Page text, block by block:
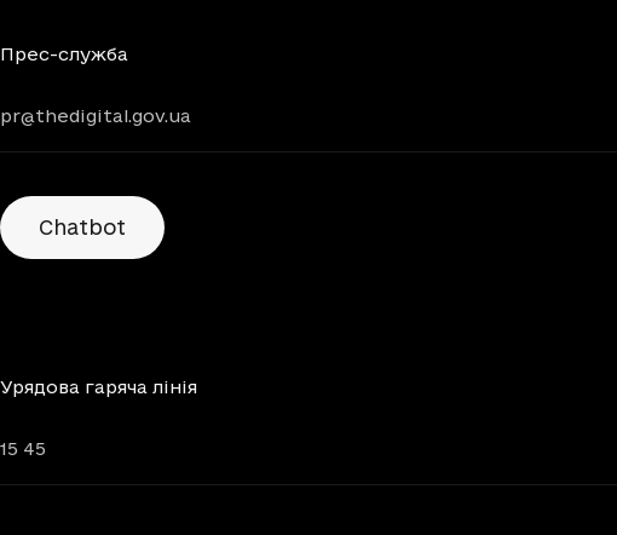
Прес-служба
pr@thedigital.gov.ua
Chatbots
Chatbot
Урядова гаряча лінія
15 45